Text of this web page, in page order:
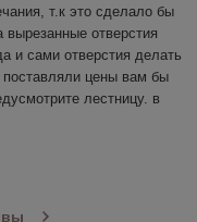
т.к это сделало бы
отверстия
и сами отверстия делать
цены вам бы
лестницу. в